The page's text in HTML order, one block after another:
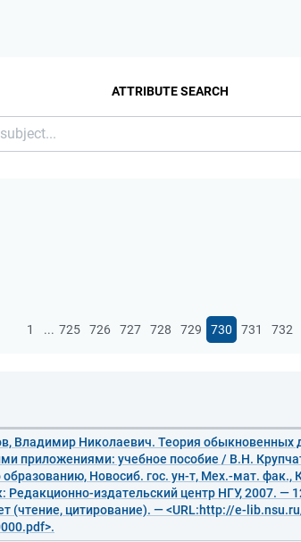
ATTRIBUTE SEARCH
1 ... 725 726 727 728 729 730 731 732
Владимир Николаевич. Теория обыкновенных
приложениями: учебное пособие / В.Н.
образованию, Новосиб. гос. ун-т, Мех.-мат.
Редакционно-издательский центр НГУ, 2007. —
(чтение, цитирование). — <URL:http://e-